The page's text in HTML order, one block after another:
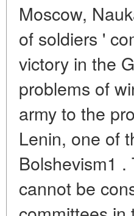
Moscow,
of soldiers '
victory in the
problems of
army to the
Lenin, one of
Bolshevism1
cannot be